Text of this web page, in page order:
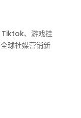
Tiktok、游戏挂
球社媒营销新